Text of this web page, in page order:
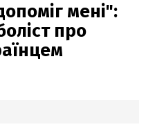
мені":
про